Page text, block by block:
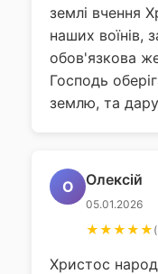
землі вчення
наших воїнів,
обов'язкова
Господь
землю, та
О Олексій
05.01.2026
★★★★★
Христос